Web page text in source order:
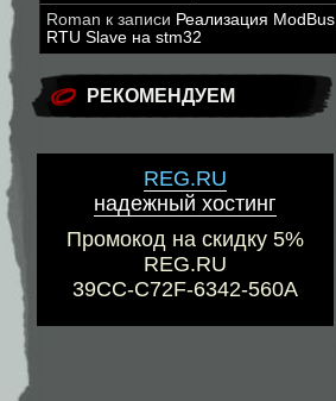
Roman к записи Реализация ModBus
RTU Slave на stm32
РЕКОМЕНДУЕМ
REG.RU
надежный хостинг
Промокод на скидку 5%
REG.RU
39CC-C72F-6342-560A